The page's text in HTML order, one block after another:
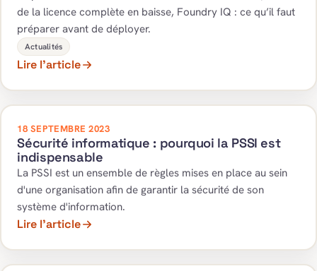
de la licence complète en baisse, Foundry IQ : ce qu’il faut
préparer avant de déployer.
Actualités
Lire l’article
18 SEPTEMBRE 2023
Sécurité informatique : pourquoi la PSSI est
indispensable
La PSSI est un ensemble de règles mises en place au sein
d'une organisation afin de garantir la sécurité de son
système d'information.
Lire l’article